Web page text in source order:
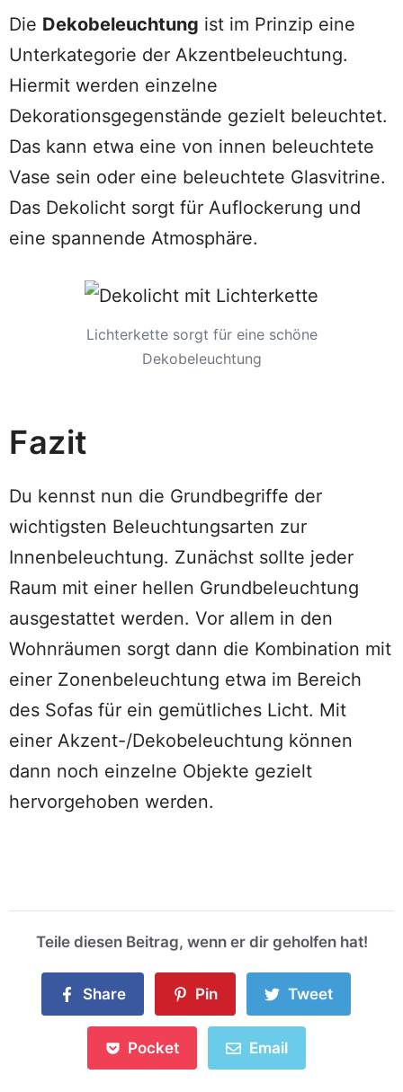
Die Dekobeleuchtung ist im Prinzip eine
Unterkategorie der Akzentbeleuchtung.
Hiermit werden einzelne
Dekorationsgegenstände gezielt beleuchtet.
Das kann etwa eine von innen beleuchtete
Vase sein oder eine beleuchtete Glasvitrine.
Das Dekolicht sorgt für Auflockerung und
eine spannende Atmosphäre.
Lichterkette sorgt für eine schöne
Dekobeleuchtung
Fazit
Du kennst nun die Grundbegriffe der
wichtigsten Beleuchtungsarten zur
Innenbeleuchtung. Zunächst sollte jeder
Raum mit einer hellen Grundbeleuchtung
ausgestattet werden. Vor allem in den
Wohnräumen sorgt dann die Kombination mit
einer Zonenbeleuchtung etwa im Bereich
des Sofas für ein gemütliches Licht. Mit
einer Akzent-/Dekobeleuchtung können
dann noch einzelne Objekte gezielt
hervorgehoben werden.
Teile diesen Beitrag, wenn er dir geholfen hat!
Share Pin Tweet
Pocket Email